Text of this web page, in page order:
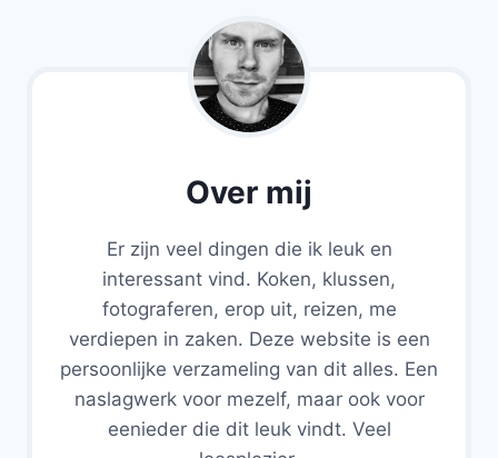
Over mij
Er zijn veel dingen die ik leuk en
interessant vind. Koken, klussen,
fotograferen, erop uit, reizen, me
verdiepen in zaken. Deze website is een
persoonlijke verzameling van dit alles. Een
naslagwerk voor mezelf, maar ook voor
eenieder die dit leuk vindt. Veel